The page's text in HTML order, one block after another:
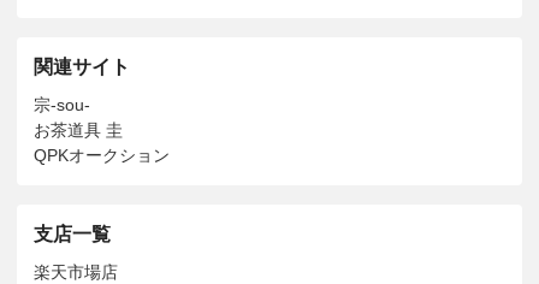
関連サイト
宗-sou-
お茶道具 圭
QPKオークション
支店一覧
楽天市場店